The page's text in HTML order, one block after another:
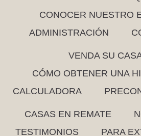
CONOCER NUESTRO
ADMINISTRACIÓN
VENDA SU
CÓMO OBTENER UNA
CALCULADORA
CASAS EN REMATE
TESTIMONIOS
PARA